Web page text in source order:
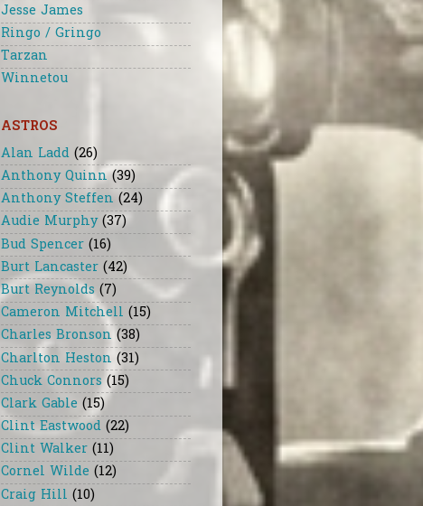
Jesse James
Ringo / Gringo
Tarzan
Winnetou
ASTROS
Alan Ladd (26)
Anthony Quinn (39)
Anthony Steffen (24)
Audie Murphy (37)
Bud Spencer (16)
Burt Lancaster (42)
Burt Reynolds (7)
Cameron Mitchell (15)
Charles Bronson (38)
Charlton Heston (31)
Chuck Connors (15)
Clark Gable (15)
Clint Eastwood (22)
Clint Walker (11)
Cornel Wilde (12)
Craig Hill (10)